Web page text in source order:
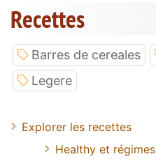
Recettes
Barres de cereales
Legere
Explorer les recettes
Healthy et régimes